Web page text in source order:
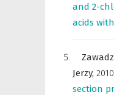
and 2-
acids
Jerzy, 2010
section